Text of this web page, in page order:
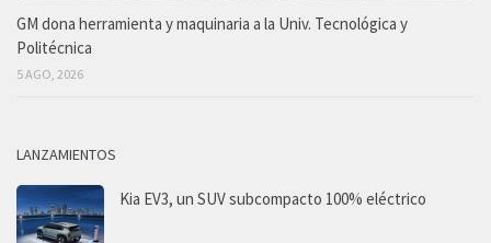
GM dona herramienta y maquinaria a la Univ. Tecnológica y
Politécnica
5 AGO, 2026
LANZAMIENTOS
Kia EV3, un SUV subcompacto 100% eléctrico